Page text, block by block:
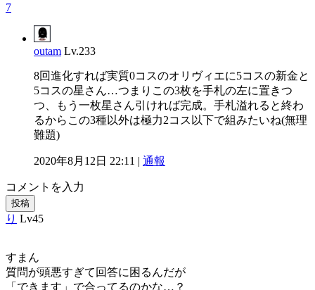
7
outam Lv.233
8回進化すれば実質0コスのオリヴィエに5コスの新金と
5コスの星さん…つまりこの3枚を手札の左に置きつ
つ、もう一枚星さん引ければ完成。手札溢れると終わ
るからこの3種以外は極力2コス以下で組みたいね(無理
難題)
2020年8月12日 22:11 | 通報
コメントを入力
投稿
り Lv45
すまん
質問が頭悪すぎて回答に困るんだが
「できます」で合ってるのかな…？